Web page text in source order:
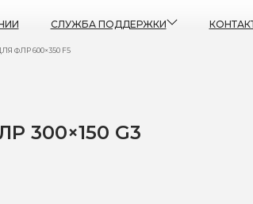
СЛУЖБА ПОДДЕРЖКИ
ФЛР 600×350 F5
300×150 G3